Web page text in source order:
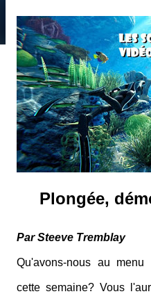
Plongée,
Par Steeve Tremblay
Qu'avons-nous au
cette semaine? Vous